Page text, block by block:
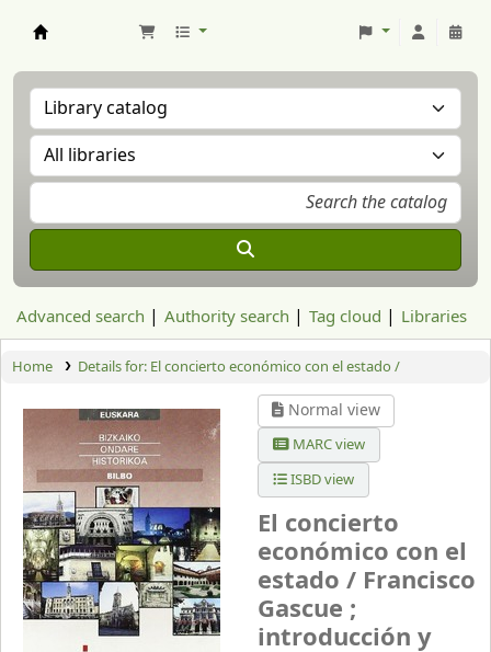
Advanced search Authority search Tag cloud Libraries
Home Details for: El concierto económico con el estado /
Normal view
MARC view
ISBD view
El concierto
económico con el
estado / Francisco
Gascue ;
introducción y